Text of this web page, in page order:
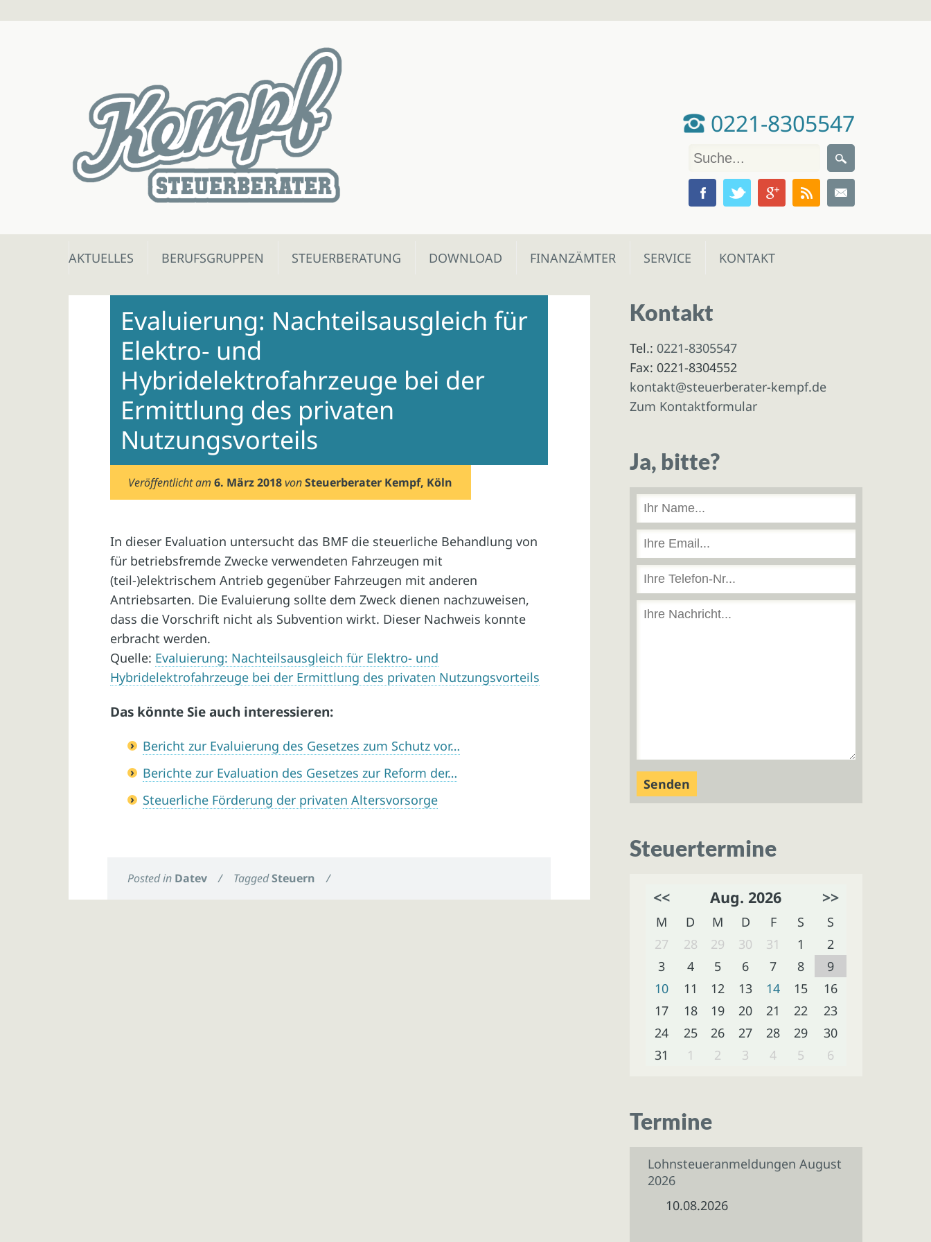
0221-8305547
Skip
AKTUELLES BERUFSGRUPPEN STEUERBERATUNG DOWNLOAD FINANZÄMTER SERVICE KONTAKT
Evaluierung: Nachteilsausgleich für
Elektro- und
Hybridelektrofahrzeuge bei der
Ermittlung des privaten
Nutzungsvorteils
Veröffentlicht am6. März 2018 vonSteuerberater Kempf, Köln
In dieser Evaluation untersucht das BMF die steuerliche Behandlung von
für betriebsfremde Zwecke verwendeten Fahrzeugen mit
(teil-)elektrischem Antrieb gegenüber Fahrzeugen mit anderen
Antriebsarten. Die Evaluierung sollte dem Zweck dienen nachzuweisen,
dass die Vorschrift nicht als Subvention wirkt. Dieser Nachweis konnte
erbracht werden.
Quelle: Evaluierung: Nachteilsausgleich für Elektro- und
Hybridelektrofahrzeuge bei der Ermittlung des privaten Nutzungsvorteils
Das könnte Sie auch interessieren:
Bericht zur Evaluierung des Gesetzes zum Schutz vor…
Berichte zur Evaluation des Gesetzes zur Reform der…
Steuerliche Förderung der privaten Altersvorsorge
Posted in Datev / TaggedSteuern /
Kontakt
Tel.: 0221-8305547
Fax: 0221-8304552
kontakt@steuerberater-kempf.de
Zum Kontaktformular
Ja, bitte?
Steuertermine
<< Aug. 2026 >>
M D M D F S
S
27
28 29 30 31 1
2
3
4 5 6 7 8
9
10
11 12 13 14 15
16
17
18 19 20 21 22
23
24
25 26 27 28 29
30
31
1 2 3 4 5 6
Termine
Lohnsteueranmeldungen August
2026
10.08.2026